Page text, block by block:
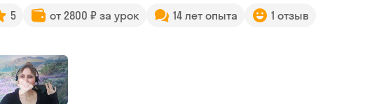
5 от 2800 ₽ за урок 14 лет опыта 1 отзыв